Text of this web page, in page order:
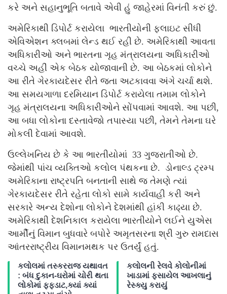
કરે અને સહાનુભૂતિ બતાવે એવી હું જાહેરમાં વિનંતી કરું છું.
અમેરિકાથી ડિપોર્ટ કરાયેલા ભારતીયોની ફ્લાઇટ સીધી
એવિએશન ક્લબમાં લેન્ડ થઈ રહી છે. અમેરિકાથી આવતા
અધિકારીઓ અને ભારતના ગૃહ મંત્રાલયના અધિકારીઓ
વચ્ચે અહીં એક બેઠક યોજાવાની છે. આ બેઠકમાં લોકોને
આ રીતે ગેરકાયદેસર રીતે જતા અટકાવવા અંગે ચર્ચા થશે.
આ સમયગાળા દરમિયાન ડિપોર્ટ કરાયેલા તમામ લોકોને
ગૃહ મંત્રાલયના અધિકારીઓને સોંપવામાં આવશે. આ પછી,
આ બધા લોકોના દસ્તાવેજો તપાસ્યા પછી, તેમને તેમના ઘરે
મોકલી દેવામાં આવશે.
ઉલ્લેખનિય છે કે આ ભારતીયોમાં 33 ગુજરાતીઓ છે.
જેમાંથી પાંચ વ્યક્તિઓ કલોલ પંથકના છે. ડોનાલ્ડ ટ્રમ્પ
અમેરિકાના રાષ્ટ્રપતિ બનતાની સાથે જ તેમણે ત્યાં
ગેરકાયદેસર રીતે રહેતા લોકો સામે કાર્યવાહી કરી અને
સરકારે અન્ય દેશોના લોકોને દેશમાંથી હાંકી કાઢ્યા છે.
અમેરિકાથી દેશનિકાલ કરાયેલા ભારતીયોને લઈને યુએસ
આર્મીનું વિમાન બુધવારે બપોરે અમૃતસરના શ્રી ગુરુ રામદાસ
આંતરરાષ્ટ્રીય વિમાનમથક પર ઉતર્યું હતું.
કલોલમાં તસ્કરરાજ યથાવત
: બંધ દુકાન-ઘરોમાં ચોરી થતા
લોકોમાં ફફડાટ,ક્યાં ક્યાં
કલોલની રેલવે કોલોનીમાં
ખાડામાં ફસાયેલ આખલાનું
રેસ્ક્યુ કરાયું